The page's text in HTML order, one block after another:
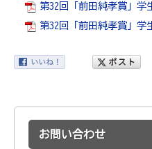
第32回「前田純孝賞」学
第32回「前田純孝賞」学
お問い合わせ